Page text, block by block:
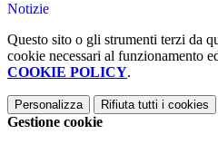
Notizie
Questo sito o gli strumenti terzi da
cookie necessari al funzionamento
COOKIE POLICY.
Personalizza Rifiuta tutti i cookies
Gestione cookie